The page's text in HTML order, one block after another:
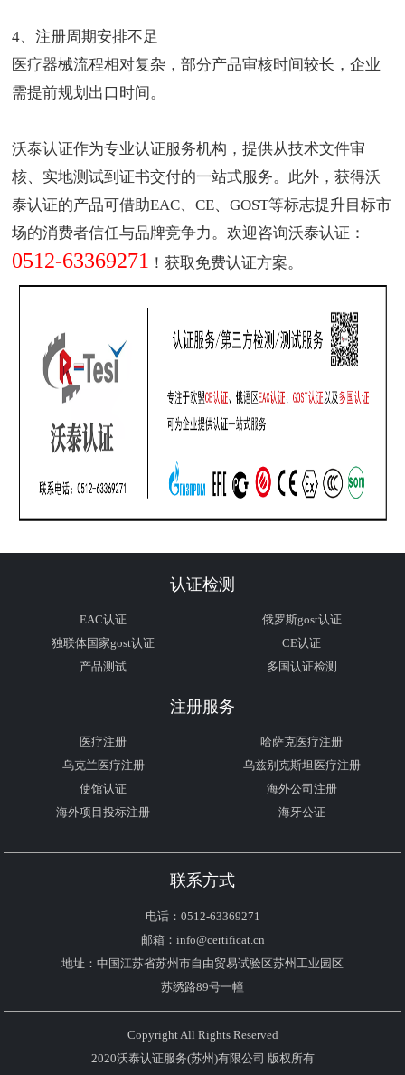
4、注册周期安排不足
医疗器械流程相对复杂，部分产品审核时间较长，企业
需提前规划出口时间。
沃泰认证作为专业认证服务机构 ，提供从技术文件审
核、实地测试到证书交付的一站式服务。此外，获得沃
泰认证的产品可借助EAC、CE、GOST等标志提升目标市
场的消费者信任与品牌竞争力。欢迎咨询沃泰认证：
0512-63369271 ！获取免费认证方案。
认证检测
EAC认证
俄罗斯gost认证
独联体国家gost认证
CE认证
产品测试
多国认证检测
注册服务
医疗注册
哈萨克医疗注册
乌克兰医疗注册
乌兹别克斯坦医疗注册
使馆认证
海外公司注册
海外项目投标注册
海牙公证
联系方式
电话：0512-63369271
邮箱：info@certificat.cn
地址：中国江苏省苏州市自由贸易试验区苏州工业园区
苏绣路89号一幢
Copyright All Rights Reserved
2020沃泰认证服务(苏州)有限公司 版权所有